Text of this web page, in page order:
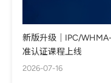
新版升级｜IPC/
准认证课程上线
2026-07-16